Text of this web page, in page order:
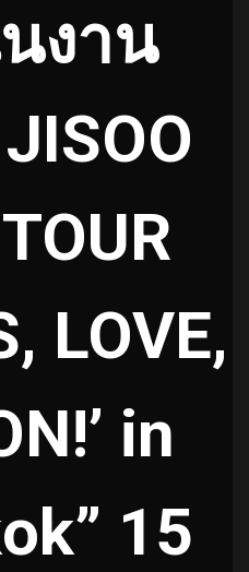
งาน
LOVE,
in
15